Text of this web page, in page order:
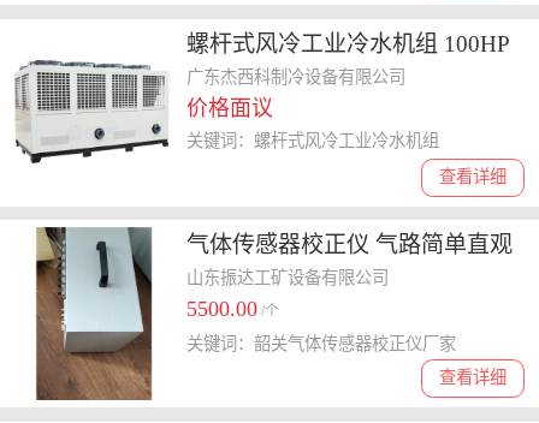
螺杆式风冷工业冷水机组 100HP
防爆工业冷水机 一对一服务
广东杰西科制冷设备有限公司
价格面议
查看详细
关键词：螺杆式风冷工业冷水机组
气体传感器校正仪 气路简单直观
韶关气体传感器校正仪厂家
山东振达工矿设备有限公司
5500.00 /个
查看详细
关键词：韶关气体传感器校正仪厂家